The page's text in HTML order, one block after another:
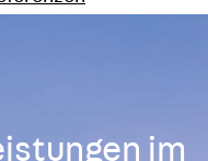
Kabeltragsysteme
im